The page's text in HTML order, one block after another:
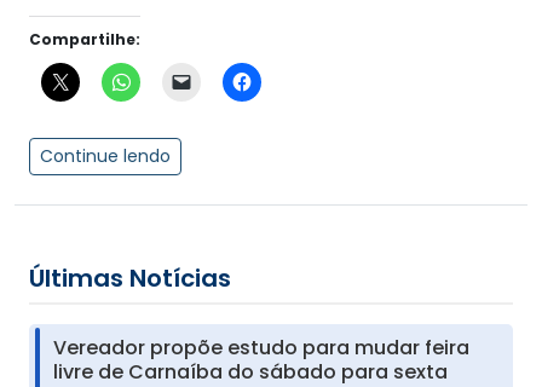
Compartilhe:
Continue lendo
Últimas Notícias
Vereador propõe estudo para mudar feira
livre de Carnaíba do sábado para sexta